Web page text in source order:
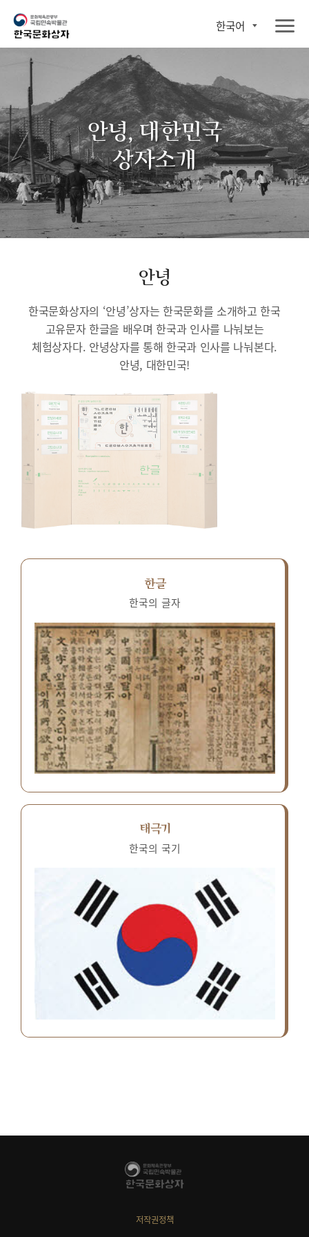
한국어
안녕, 대한민국
상자소개
안녕
한국문화상자의 ‘안녕’상자는 한국문화를 소개하고 한국
고유문자 한글을 배우며 한국과 인사를 나눠보는
체험상자다. 안녕상자를 통해 한국과 인사를 나눠본다.
안녕, 대한민국!
한글
한국의 글자
태극기
한국의 국기
저작권정책